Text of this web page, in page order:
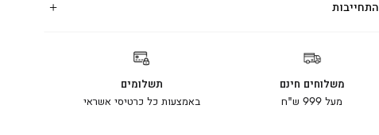
התחייבות
משלוחים חינם
מעל 999 ש"ח
תשלומים
באמצעות כל כרטיסי אשראי